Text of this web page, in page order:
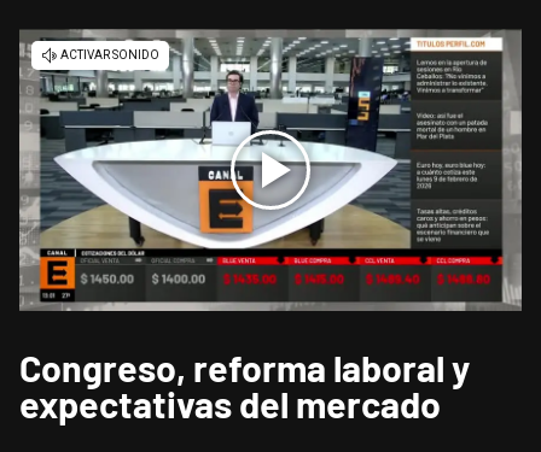
Congreso, reforma laboral y
expectativas del mercado